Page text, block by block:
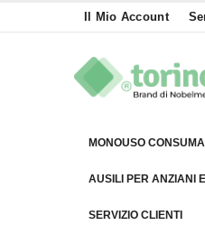
Il Mio Account
MONOUSO
AUSILI PER ANZIANI
SERVIZIO CLIENTI